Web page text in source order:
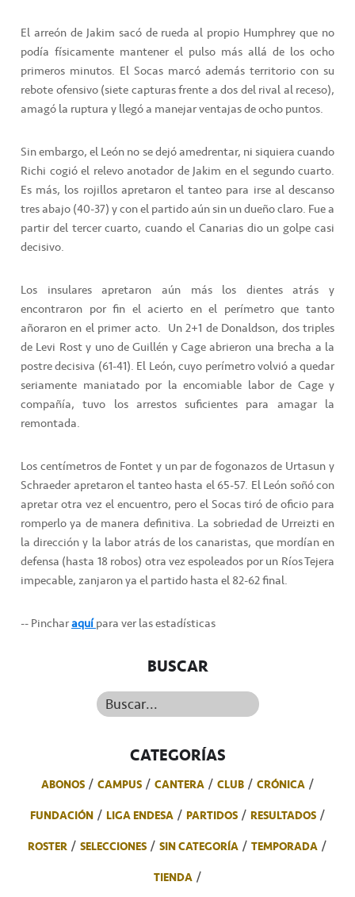
El arreón de Jakim sacó de rueda al propio Humphrey que no
podía físicamente mantener el pulso más allá de los ocho
primeros minutos. El Socas marcó además territorio con su
rebote ofensivo (siete capturas frente a dos del rival al receso),
amagó la ruptura y llegó a manejar ventajas de ocho puntos.
Sin embargo, el León no se dejó amedrentar, ni siquiera cuando
Richi cogió el relevo anotador de Jakim en el segundo cuarto.
Es más, los rojillos apretaron el tanteo para irse al descanso
tres abajo (40-37) y con el partido aún sin un dueño claro. Fue a
partir del tercer cuarto, cuando el Canarias dio un golpe casi
decisivo.
Los insulares apretaron aún más los dientes atrás y
encontraron por fin el acierto en el perímetro que tanto
añoraron en el primer acto. Un 2+1 de Donaldson, dos triples
de Levi Rost y uno de Guillén y Cage abrieron una brecha a la
postre decisiva (61-41). El León, cuyo perímetro volvió a quedar
seriamente maniatado por la encomiable labor de Cage y
compañía, tuvo los arrestos suficientes para amagar la
remontada.
Los centímetros de Fontet y un par de fogonazos de Urtasun y
Schraeder apretaron el tanteo hasta el 65-57. El León soñó con
apretar otra vez el encuentro, pero el Socas tiró de oficio para
romperlo ya de manera definitiva. La sobriedad de Urreizti en
la dirección y la labor atrás de los canaristas, que mordían en
defensa (hasta 18 robos) otra vez espoleados por un Ríos Tejera
impecable, zanjaron ya el partido hasta el 82-62 final.
-- Pincharaquípara ver las estadísticas
BUSCAR
Buscar...
CATEGORÍAS
ABONOS CAMPUS CANTERA CLUB
CRÓNICA
FUNDACIÓN
LIGA ENDESA PARTIDOS
RESULTADOS
ROSTER
SELECCIONES SIN CATEGORÍA
TEMPORADA
TIENDA